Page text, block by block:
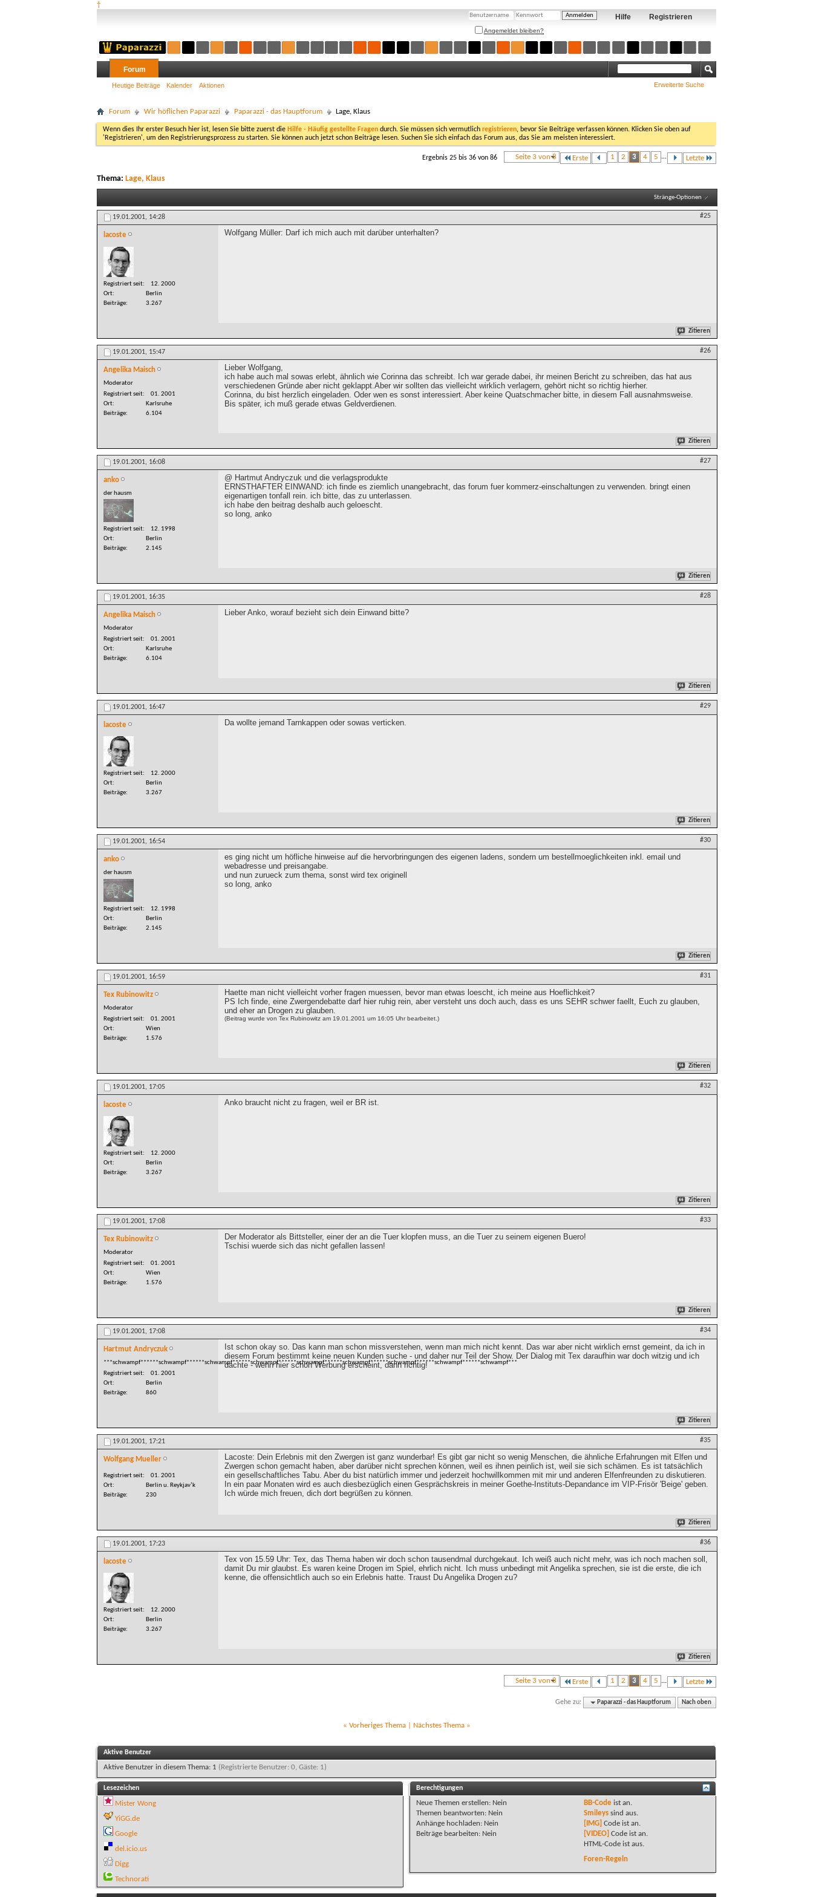
†
Registrieren
Hilfe
Angemeldet bleiben?
Forum
Heutige Beiträge Kalender Aktionen Erweiterte Suche
Forum Wir höflichen Paparazzi Paparazzi - das Hauptforum Lage, Klaus
Wenn dies Ihr erster Besuch hier ist, lesen Sie bitte zuerst die Hilfe - Häufig gestellte Fragen durch. Sie müssen sich vermutlich registrieren, bevor Sie Beiträge verfassen können. Klicken Sie oben auf
'Registrieren', um den Registrierungsprozess zu starten. Sie können auch jetzt schon Beiträge lesen. Suchen Sie sich einfach das Forum aus, das Sie am meisten interessiert.
Seite 3 von 8 Erste 1 2 3 4 5 ... Letzte
Ergebnis 25 bis 36 von 86
Thema: Lage, Klaus
Stränge-Optionen
19.01.2001, 14:28 #25
lacoste
Registriert seit
12. 2000
Ort
Berlin
Beiträge
3.267
Wolfgang Müller: Darf ich mich auch mit darüber unterhalten?
Zitieren
19.01.2001, 15:47 #26
Angelika Maisch
Moderator
Registriert seit
01. 2001
Ort
Karlsruhe
Beiträge
6.104
Lieber Wolfgang,
ich habe auch mal sowas erlebt, ähnlich wie Corinna das schreibt. Ich war gerade dabei, ihr meinen Bericht zu schreiben, das hat aus
verschiedenen Gründe aber nicht geklappt.Aber wir sollten das vielleicht wirklich verlagern, gehört nicht so richtig hierher.
Corinna, du bist herzlich eingeladen. Oder wen es sonst interessiert. Aber keine Quatschmacher bitte, in diesem Fall ausnahmsweise.
Bis später, ich muß gerade etwas Geldverdienen.
Zitieren
19.01.2001, 16:08 #27
anko
der hausm
Registriert seit
12. 1998
Ort
Berlin
Beiträge
2.145
@ Hartmut Andryczuk und die verlagsprodukte
ERNSTHAFTER EINWAND: ich finde es ziemlich unangebracht, das forum fuer kommerz-einschaltungen zu verwenden. bringt einen
eigenartigen tonfall rein. ich bitte, das zu unterlassen.
ich habe den beitrag deshalb auch geloescht.
so long, anko
Zitieren
19.01.2001, 16:35 #28
Angelika Maisch
Moderator
Registriert seit
01. 2001
Ort
Karlsruhe
Beiträge
6.104
Lieber Anko, worauf bezieht sich dein Einwand bitte?
Zitieren
19.01.2001, 16:47 #29
lacoste
Registriert seit
12. 2000
Ort
Berlin
Beiträge
3.267
Da wollte jemand Tarnkappen oder sowas verticken.
Zitieren
19.01.2001, 16:54 #30
anko
der hausm
Registriert seit
12. 1998
Ort
Berlin
Beiträge
2.145
es ging nicht um höfliche hinweise auf die hervorbringungen des eigenen ladens, sondern um bestellmoeglichkeiten inkl. email und
webadresse und preisangabe.
und nun zurueck zum thema, sonst wird tex originell
so long, anko
Zitieren
19.01.2001, 16:59 #31
Tex Rubinowitz
Moderator
Registriert seit
01. 2001
Ort
Wien
Beiträge
1.576
Haette man nicht vielleicht vorher fragen muessen, bevor man etwas loescht, ich meine aus Hoeflichkeit?
PS Ich finde, eine Zwergendebatte darf hier ruhig rein, aber versteht uns doch auch, dass es uns SEHR schwer faellt, Euch zu glauben,
und eher an Drogen zu glauben.
(Beitrag wurde von Tex Rubinowitz am 19.01.2001 um 16:05 Uhr bearbeitet.)
Zitieren
19.01.2001, 17:05 #32
lacoste
Registriert seit
12. 2000
Ort
Berlin
Beiträge
3.267
Anko braucht nicht zu fragen, weil er BR ist.
Zitieren
19.01.2001, 17:08 #33
Tex Rubinowitz
Moderator
Registriert seit
01. 2001
Ort
Wien
Beiträge
1.576
Der Moderator als Bittsteller, einer der an die Tuer klopfen muss, an die Tuer zu seinem eigenen Buero!
Tschisi wuerde sich das nicht gefallen lassen!
Zitieren
19.01.2001, 17:08 #34
Hartmut Andryczuk
***schwampf******schwampf******schwampf******schwampf******schwampf******schwampf******schwampf******schwampf******schwampf***
Registriert seit
01. 2001
Ort
Berlin
Beiträge
860
Ist schon okay so. Das kann man schon missverstehen, wenn man mich nicht kennt. Das war aber nicht wirklich ernst gemeint, da ich in
diesem Forum bestimmt keine neuen Kunden suche - und daher nur Teil der Show. Der Dialog mit Tex daraufhin war doch witzig und ich
dachte - wenn hier schon Werbung erscheint, dann richtig!
Zitieren
19.01.2001, 17:21 #35
Wolfgang Mueller
Registriert seit
01. 2001
Ort
Berlin u. Reykjav’k
Beiträge
230
Lacoste: Dein Erlebnis mit den Zwergen ist ganz wunderbar! Es gibt gar nicht so wenig Menschen, die ähnliche Erfahrungen mit Elfen und
Zwergen schon gemacht haben, aber darüber nicht sprechen können, weil es ihnen peinlich ist, weil sie sich schämen. Es ist tatsächlich
ein gesellschaftliches Tabu. Aber du bist natürlich immer und jederzeit hochwillkommen mit mir und anderen Elfenfreunden zu diskutieren.
In ein paar Monaten wird es auch diesbezüglich einen Gesprächskreis in meiner Goethe-Instituts-Depandance im VIP-Frisör 'Beige' geben.
Ich würde mich freuen, dich dort begrüßen zu können.
Zitieren
19.01.2001, 17:23 #36
lacoste
Registriert seit
12. 2000
Ort
Berlin
Beiträge
3.267
Tex von 15.59 Uhr: Tex, das Thema haben wir doch schon tausendmal durchgekaut. Ich weiß auch nicht mehr, was ich noch machen soll,
damit Du mir glaubst. Es waren keine Drogen im Spiel, ehrlich nicht. Ich muss unbedingt mit Angelika sprechen, sie ist die erste, die ich
kenne, die offensichtlich auch so ein Erlebnis hatte. Traust Du Angelika Drogen zu?
Zitieren
Seite 3 von 8 Erste 1 2 3 4 5 ... Letzte
Gehe zu: Paparazzi - das Hauptforum Nach oben
« Vorheriges Thema| Nächstes Thema »
Aktive Benutzer
Aktive Benutzer in diesem Thema: 1 (Registrierte Benutzer: 0, Gäste: 1)
Lesezeichen
Mister Wong
YiGG.de
Google
del.icio.us
Digg
Technorati
Berechtigungen
Neue Themen erstellen: Nein
Themen beantworten: Nein
Anhänge hochladen: Nein
Beiträge bearbeiten: Nein
BB-Codeist an.
Smileyssind aus.
[IMG] Code ist an.
[VIDEO] Code ist an.
HTML-Code ist aus.
Foren-Regeln